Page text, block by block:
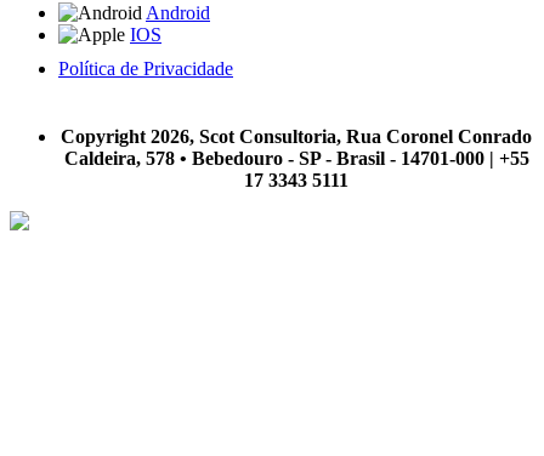
Android
IOS
Política de Privacidade
Copyright 2026, Scot Consultoria, Rua Coronel Conrado
Caldeira, 578 • Bebedouro - SP - Brasil - 14701-000 | +55
17 3343 5111